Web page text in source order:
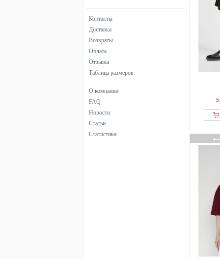
Контакты
Доставка
Возвраты
Оплата
Отзывы
Таблица размеров
О компании
FAQ
Новости
Статьи
Статистика
5